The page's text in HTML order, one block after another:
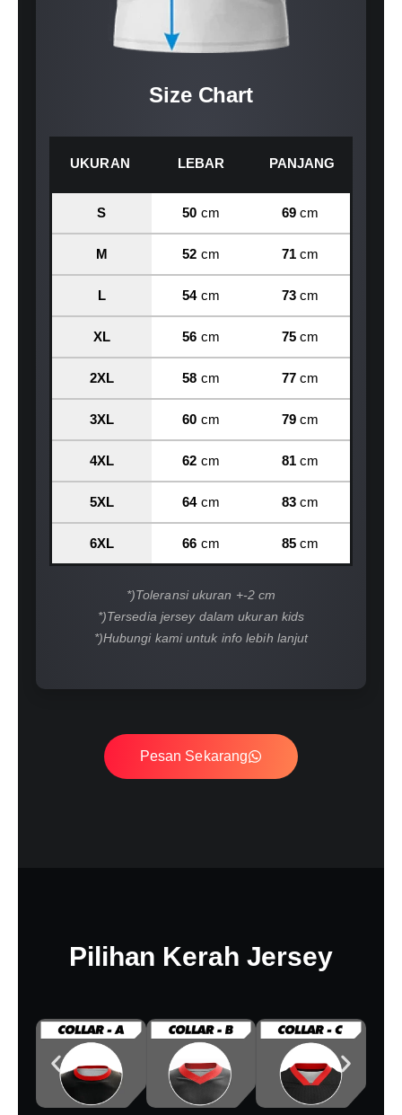
Size Chart
UKURAN LEBAR PANJANG
S 50 cm 69cm
M 52 cm 71cm
L 54cm 73cm
XL 56 cm 75cm
2XL 58 cm 77cm
3XL 60 cm 79cm
4XL 62 cm 81cm
5XL 64cm 83cm
6XL 66 cm 85cm
*)Toleransi ukuran +-2 cm
*)Tersedia jersey dalam ukuran kids
*)Hubungi kami untuk info lebih lanjut
Pesan Sekarang
Pilihan Kerah Jersey